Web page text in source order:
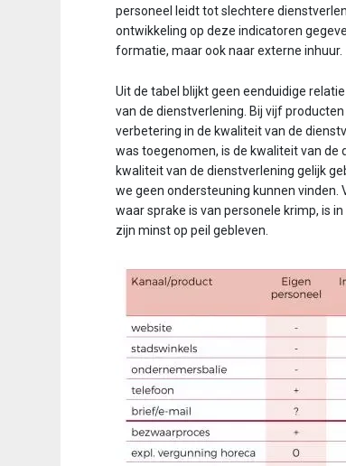
personeel leidt tot slechtere
ontwikkeling op deze indicatoren
formatie, maar ook naar externe inhuur.
Uit de tabel blijkt geen eenduidige
van de dienstverlening. Bij vijf
verbetering in de kwaliteit van de
was toegenomen, is de kwaliteit van de
kwaliteit van de dienstverlening gelijk
we geen ondersteuning kunnen vinden.
waar sprake is van personele krimp, is
zijn minst op peil gebleven.